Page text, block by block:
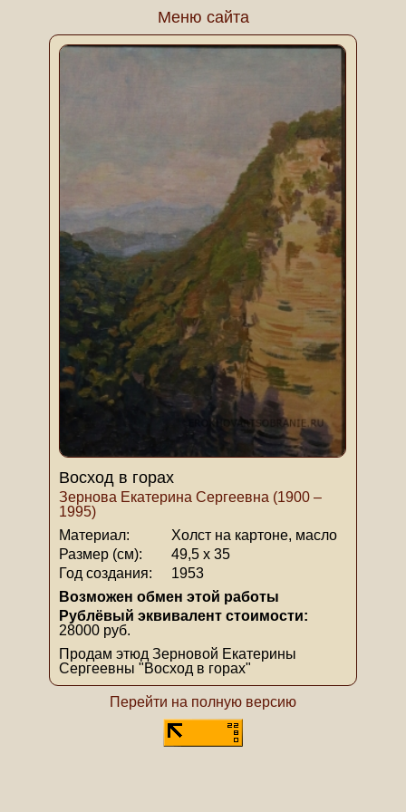
Меню сайта
Восход в горах
Зернова Екатерина Сергеевна (1900 –
1995)
Материал:
Холст на картоне, масло
Размер (см):
49,5 х 35
Год создания:
1953
Возможен обмен этой работы
Рублёвый эквивалент стоимости:
28000 руб.
Продам этюд Зерновой Екатерины
Сергеевны "Восход в горах"
Перейти на полную версию